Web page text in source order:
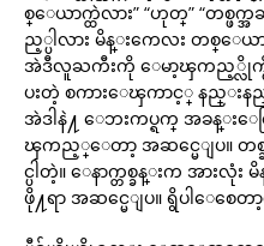
စ္ေယာက္ထဲလား” “ဟုတ္” “တစ္ဖ
ည့္ပါလား မိန္းကေလး တစ္ေ
အဲဒီလူႀကီးကို ေမာ့ၾကည့္လိုက္
ပးတဲ့ စကားေၾကာင့္ နည္း
အဲဒါနဲ႔ ေဘးကပ္ရက္ အခန္း
ၾကည့္ေတာ့ အဆင္မေျပ။ တစ္
င္ပါတဲ့။ ေနာက္တစ္ခန္းက အား
ဖို႔ရာ အဆင္မေျပ။ ရွိပါေစေ